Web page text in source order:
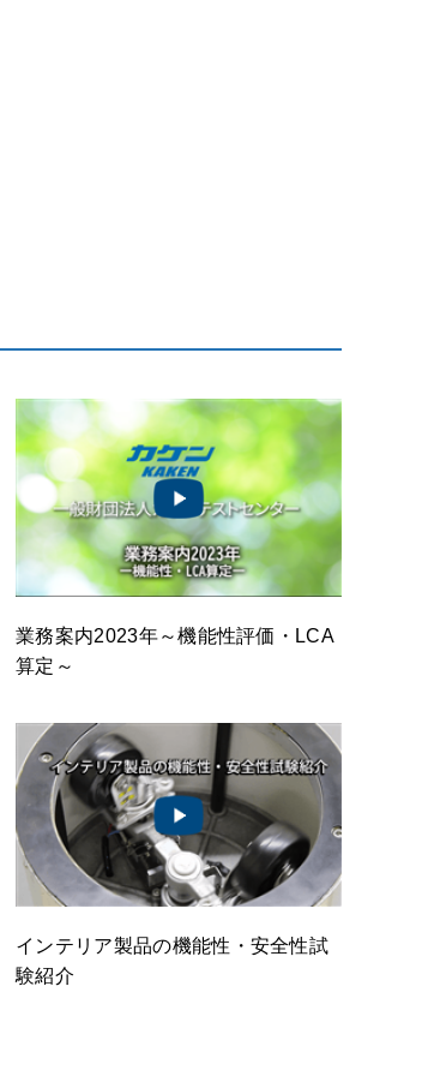
業務案内2023年～機能性評価・LCA
算定～
インテリア製品の機能性・安全性試
験紹介